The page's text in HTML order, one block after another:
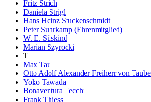
Fritz Strich
Daniela Strigl
Hans Heinz Stuckenschmidt
Peter Suhrkamp (Ehrenmitglied)
W. E. Süskind
Marian Szyrocki
T
Max Tau
Otto Adolf Alexander Freiherr von Taube
Yoko Tawada
Bonaventura Tecchi
Frank Thiess